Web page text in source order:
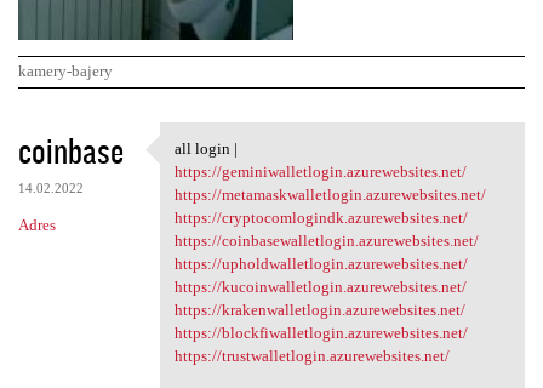
kamery-bajery
K
o
m
e
coinbase
14.02.2022
Adres
all login |
all login |
https://geminiwalletlogin.azurewebsites.net/
https://metamaskwalletlogin.azurewebsites.net/
https://cryptocomlogindk.azurewebsites.net/
https://coinbasewalletlogin.azurewebsites.net/
https://upholdwalletlogin.azurewebsites.net/
https://kucoinwalletlogin.azurewebsites.net/
https://krakenwalletlogin.azurewebsites.net/
https://blockfiwalletlogin.azurewebsites.net/
https://trustwalletlogin.azurewebsites.net/